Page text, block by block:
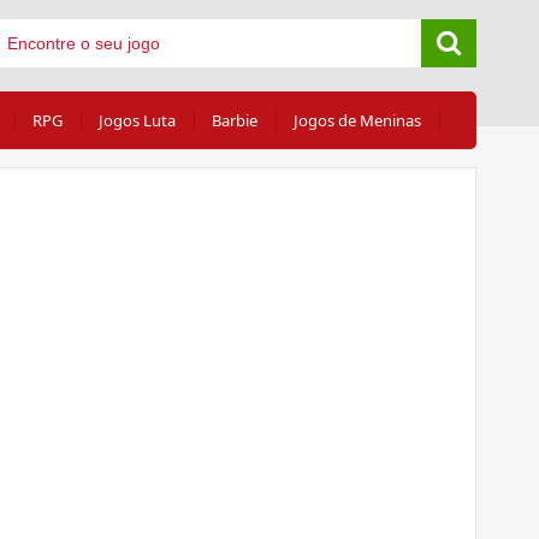
RPG Jogos Luta Barbie Jogos de Meninas